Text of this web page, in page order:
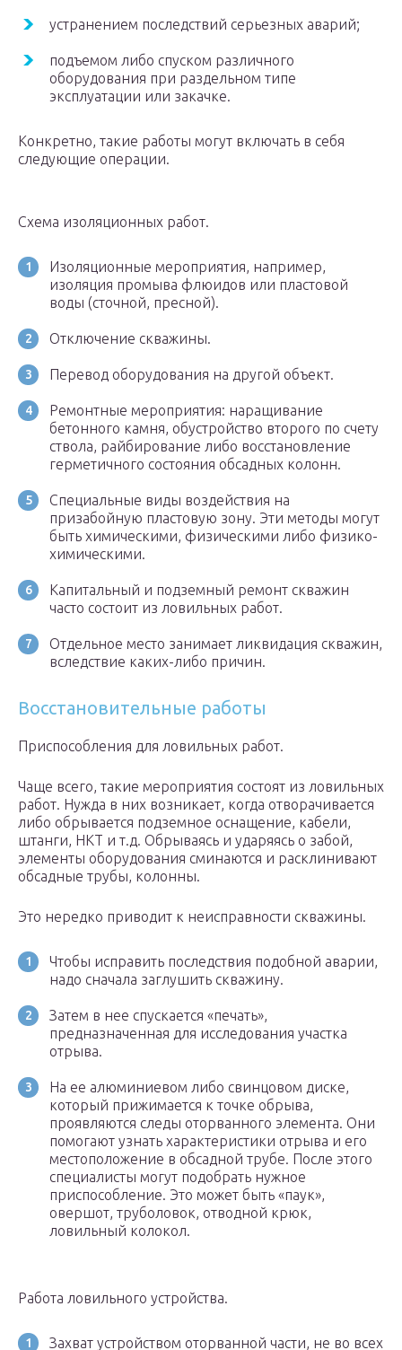
устранением последствий серьезных аварий;
подъемом либо спуском различного
оборудования при раздельном типе
эксплуатации или закачке.
Конкретно, такие работы могут включать в себя
следующие операции.
Схема изоляционных работ.
Изоляционные мероприятия, например,
изоляция промыва флюидов или пластовой
воды (сточной, пресной).
Отключение скважины.
Перевод оборудования на другой объект.
Ремонтные мероприятия: наращивание
бетонного камня, обустройство второго по счету
ствола, райбирование либо восстановление
герметичного состояния обсадных колонн.
Специальные виды воздействия на
призабойную пластовую зону. Эти методы могут
быть химическими, физическими либо физико-
химическими.
Капитальный и подземный ремонт скважин
часто состоит из ловильных работ.
Отдельное место занимает ликвидация скважин,
вследствие каких-либо причин.
Восстановительные работы
Приспособления для ловильных работ.
Чаще всего, такие мероприятия состоят из ловильных
работ. Нужда в них возникает, когда отворачивается
либо обрывается подземное оснащение, кабели,
штанги, НКТ и т.д. Обрываясь и ударяясь о забой,
элементы оборудования сминаются и расклинивают
обсадные трубы, колонны.
Это нередко приводит к неисправности скважины.
Чтобы исправить последствия подобной аварии,
надо сначала заглушить скважину.
Затем в нее спускается «печать»,
предназначенная для исследования участка
отрыва.
На ее алюминиевом либо свинцовом диске,
который прижимается к точке обрыва,
проявляются следы оторванного элемента. Они
помогают узнать характеристики отрыва и его
местоположение в обсадной трубе. После этого
специалисты могут подобрать нужное
приспособление. Это может быть «паук»,
овершот, труболовок, отводной крюк,
ловильный колокол.
Работа ловильного устройства.
Захват устройством оторванной части, не во всех